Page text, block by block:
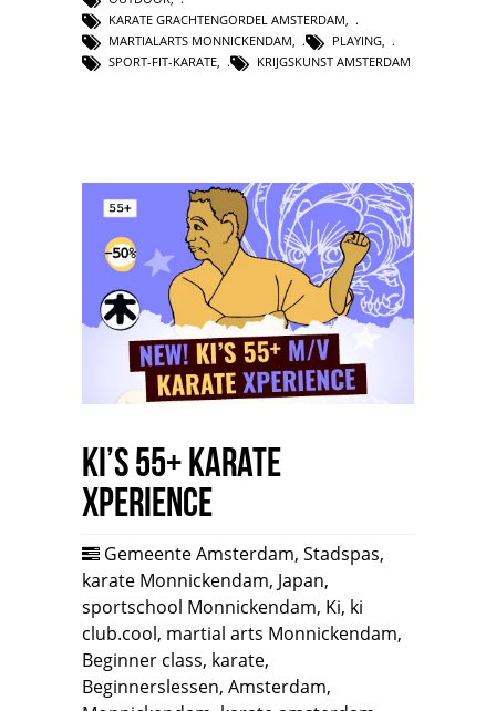
KARATE GRACHTENGORDEL AMSTERDAM
MARTIALARTS MONNICKENDAM
PLAYING
SPORT-FIT-KARATE
KRIJGSKUNST AMSTERDAM
Ki’s 55+ Karate
Xperience
Gemeente Amsterdam, Stadspas,
karate Monnickendam, Japan,
sportschool Monnickendam, Ki, ki
club.cool, martial arts Monnickendam,
Beginner class, karate,
Beginnerslessen, Amsterdam,